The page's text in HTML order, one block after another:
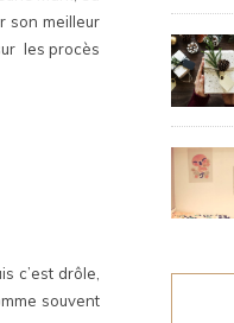
son meilleur
les procès
c’est drôle,
souvent